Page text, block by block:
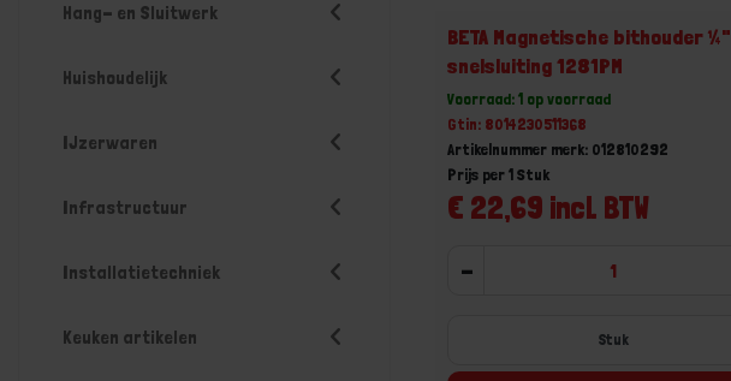
Hang- en Sluitwerk
Huishoudelijk
IJzerwaren
Infrastructuur
Installatietechniek
Keuken artikelen
BETA Magnetische bithouder ¼"
snelsluiting 1281PM
Voorraad: 1 op voorraad
Gtin: 8014230511368
Artikelnummer merk: 012810292
€ 22,69 incl. BTW
Prijs per 1 Stuk
-
Stuk